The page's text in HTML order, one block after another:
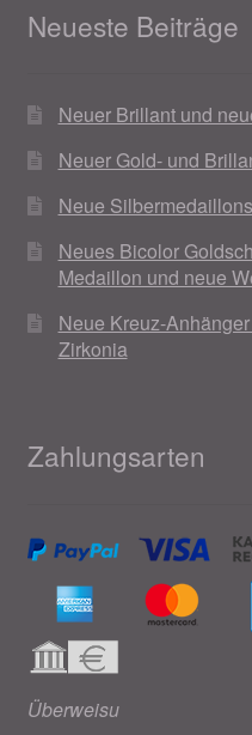
Neueste Beiträge
Neuer Brillant und
Neuer Gold- und
Neue
Neues Bicolor
Medaillon und neue
Neue Kreuz-
Zirkonia
Zahlungsarten
Überweisu